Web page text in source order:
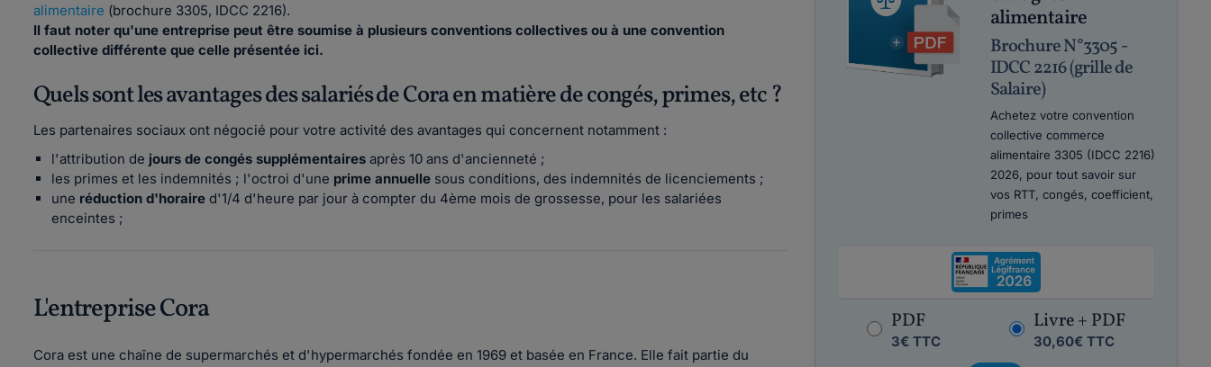
alimentaire (brochure 3305, IDCC 2216).
Il faut noter qu'une entreprise peut être soumise à plusieurs conventions collectives ou à une convention
collective différente que celle présentée ici.
Quels sont les avantages des salariés de Cora en matière de congés, primes, etc ?
Les partenaires sociaux ont négocié pour votre activité des avantages qui concernent notamment :
l'attribution de jours de congés supplémentaires après 10 ans d'ancienneté ;
les primes et les indemnités ; l'octroi d'une prime annuelle sous conditions, des indemnités de licenciements ;
une réduction d'horaire d'1/4 d'heure par jour à compter du 4ème mois de grossesse, pour les salariées
enceintes ;
L'entreprise Cora
Cora est une chaîne de supermarchés et d'hypermarchés fondée en 1969 et basée en France. Elle fait partie du
alimentaire
Brochure N°3305 -
IDCC 2216 (grille de
Salaire)
Achetez votre convention
collective commerce
alimentaire 3305 (IDCC 2216)
2026, pour tout savoir sur
vos RTT, congés, coefficient,
primes
PDF
3€ TTC
Livre + PDF
30,60€ TTC